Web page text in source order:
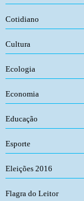
Cotidiano
Cultura
Ecologia
Economia
Educação
Esporte
Eleições 2016
Flagra do Leitor